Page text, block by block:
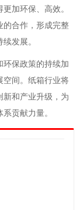
加环保、高效。
的合作，形成完整
发展。
环保政策的持续加
空间。纸箱行业将
新和产业升级，为
贡献力量。